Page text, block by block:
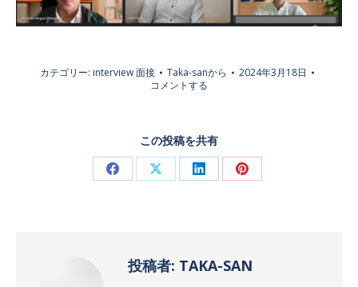
カテゴリー: interview 面接 Taka-sanから
2024年3月18日
コメントする
この投稿を共有
Facebook
X
LinkedInPinterest
投稿者: TAKA-SAN